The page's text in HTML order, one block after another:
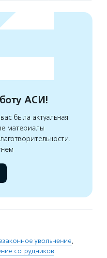
АСИ!
была актуальная
материалы
увольнение,
сотрудников